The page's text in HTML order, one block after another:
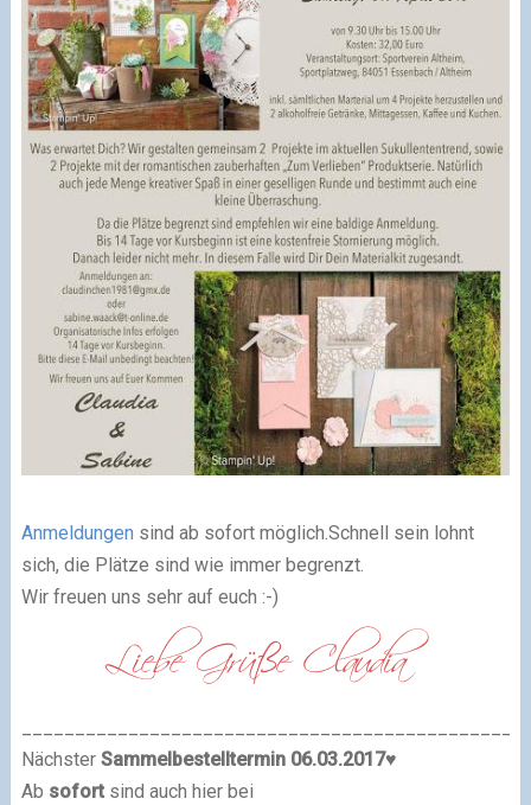
Anmeldungen sind ab sofort möglich.Schnell sein lohnt
sich, die Plätze sind wie immer begrenzt.
Wir freuen uns sehr auf euch :-)
Nächster Sammelbestelltermin 06.03.2017♥
Ab sofort sind auch hier bei